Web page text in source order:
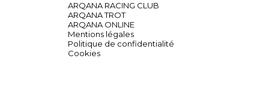
ARQANA RACING CLUB
ARQANA TROT
ARQANA ONLINE
Mentions légales
Politique de confidentialité
Cookies